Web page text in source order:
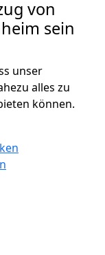
von
sein
unser
alles zu
können.